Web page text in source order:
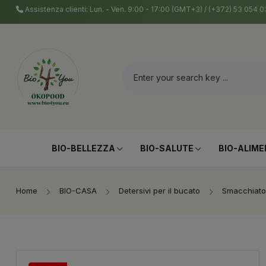
Assistenza clienti: Lun. - Ven. 9:00 - 17:00 (GMT+3) / (+372) 53 054
BIO-BELLEZZA BIO-SALUTE BIO-
Home BIO-CASA Detersivi per il bucato